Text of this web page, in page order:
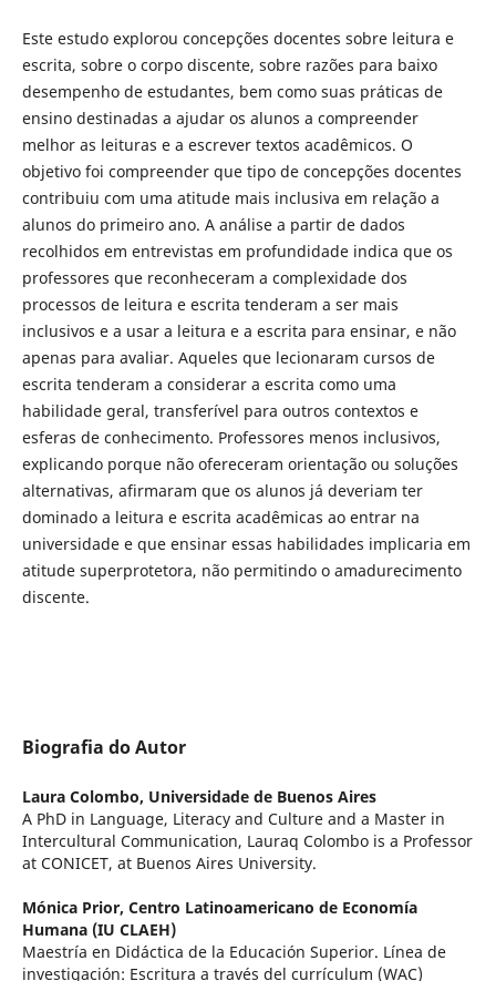
Este estudo explorou concepções docentes sobre leitura e
escrita, sobre o corpo discente, sobre razões para baixo
desempenho de estudantes, bem como suas práticas de
ensino destinadas a ajudar os alunos a compreender
melhor as leituras e a escrever textos acadêmicos. O
objetivo foi compreender que tipo de concepções docentes
contribuiu com uma atitude mais inclusiva em relação a
alunos do primeiro ano. A análise a partir de dados
recolhidos em entrevistas em profundidade indica que os
professores que reconheceram a complexidade dos
processos de leitura e escrita tenderam a ser mais
inclusivos e a usar a leitura e a escrita para ensinar, e não
apenas para avaliar. Aqueles que lecionaram cursos de
escrita tenderam a considerar a escrita como uma
habilidade geral, transferível para outros contextos e
esferas de conhecimento. Professores menos inclusivos,
explicando porque não ofereceram orientação ou soluções
alternativas, afirmaram que os alunos já deveriam ter
dominado a leitura e escrita acadêmicas ao entrar na
universidade e que ensinar essas habilidades implicaria em
atitude superprotetora, não permitindo o amadurecimento
discente.
Biografia do Autor
Laura Colombo, Universidade de Buenos Aires
A PhD in Language, Literacy and Culture and a Master in
Intercultural Communication, Lauraq Colombo is a Professor
at CONICET, at Buenos Aires University.
Mónica Prior, Centro Latinoamericano de Economía
Humana (IU CLAEH)
Maestría en Didáctica de la Educación Superior. Línea de
investigación: Escritura a través del currículum (WAC)